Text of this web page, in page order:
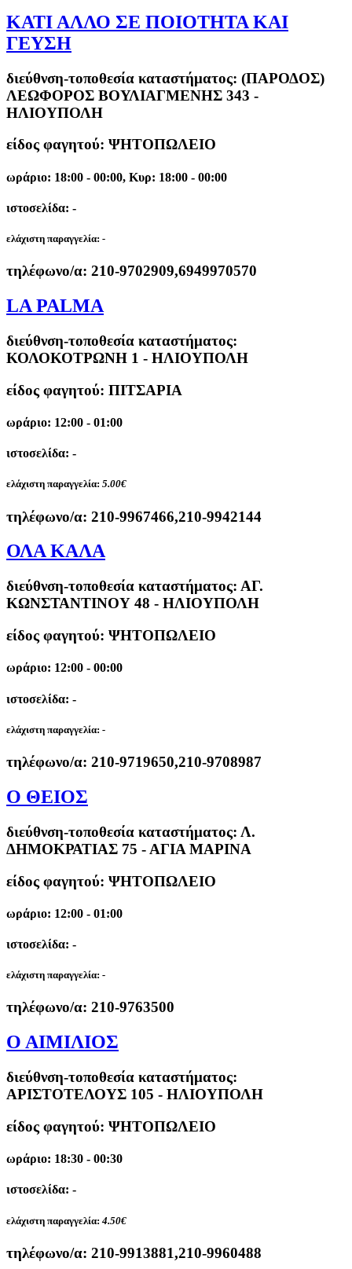
ΚΑΤΙ ΑΛΛΟ ΣΕ ΠΟΙΟΤΗΤΑ ΚΑΙ
ΓΕΥΣΗ
διεύθνση-τοποθεσία καταστήματος: (ΠΑΡΟΔΟΣ)
ΛΕΩΦΟΡΟΣ ΒΟΥΛΙΑΓΜΕΝΗΣ 343 -
ΗΛΙΟΥΠΟΛΗ
είδος φαγητού: ΨΗΤΟΠΩΛΕΙΟ
ωράριο: 18:00 - 00:00, Κυρ: 18:00 - 00:00
ιστοσελίδα: -
ελάχιστη παραγγελία: -
τηλέφωνο/α: 210-9702909,6949970570
LA PALMA
διεύθνση-τοποθεσία καταστήματος:
ΚΟΛΟΚΟΤΡΩΝΗ 1 - ΗΛΙΟΥΠΟΛΗ
είδος φαγητού: ΠΙΤΣΑΡΙΑ
ωράριο: 12:00 - 01:00
ιστοσελίδα: -
ελάχιστη παραγγελία: 5.00€
τηλέφωνο/α: 210-9967466,210-9942144
ΟΛΑ ΚΑΛΑ
διεύθνση-τοποθεσία καταστήματος: ΑΓ.
ΚΩΝΣΤΑΝΤΙΝΟΥ 48 - ΗΛΙΟΥΠΟΛΗ
είδος φαγητού: ΨΗΤΟΠΩΛΕΙΟ
ωράριο: 12:00 - 00:00
ιστοσελίδα: -
ελάχιστη παραγγελία: -
τηλέφωνο/α: 210-9719650,210-9708987
Ο ΘΕΙΟΣ
διεύθνση-τοποθεσία καταστήματος: Λ.
ΔΗΜΟΚΡΑΤΙΑΣ 75 - ΑΓΙΑ ΜΑΡΙΝΑ
είδος φαγητού: ΨΗΤΟΠΩΛΕΙΟ
ωράριο: 12:00 - 01:00
ιστοσελίδα: -
ελάχιστη παραγγελία: -
τηλέφωνο/α: 210-9763500
Ο ΑΙΜΙΛΙΟΣ
διεύθνση-τοποθεσία καταστήματος:
ΑΡΙΣΤΟΤΕΛΟΥΣ 105 - ΗΛΙΟΥΠΟΛΗ
είδος φαγητού: ΨΗΤΟΠΩΛΕΙΟ
ωράριο: 18:30 - 00:30
ιστοσελίδα: -
ελάχιστη παραγγελία: 4.50€
τηλέφωνο/α: 210-9913881,210-9960488